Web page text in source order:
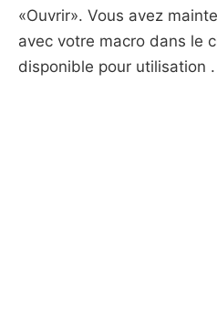
«Ouvrir». Vous avez
avec votre macro dans le
disponible pour utilisation .